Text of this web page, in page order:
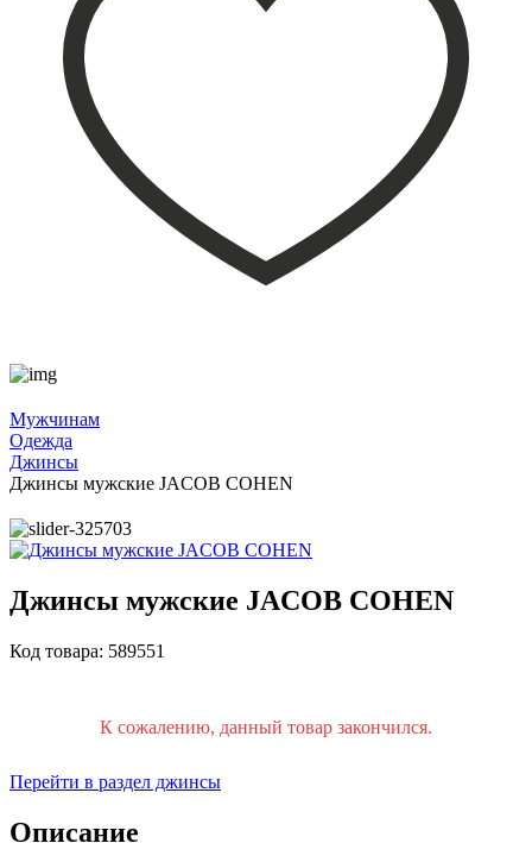
Мужчинам
Одежда
Джинсы
Джинсы мужские JACOB COHEN
Джинсы мужские JACOB COHEN
Код товара: 589551
К сожалению, данный товар закончился.
Перейти в раздел джинсы
Описание